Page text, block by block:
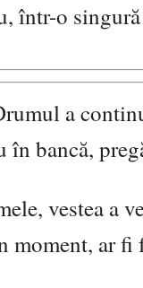
într-o
a
bancă,
vestea a
ar fi